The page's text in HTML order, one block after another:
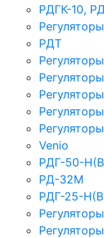
РДГК-10,
РДТ
Venio
РДГ-50-
РД-32М
РДГ-25-